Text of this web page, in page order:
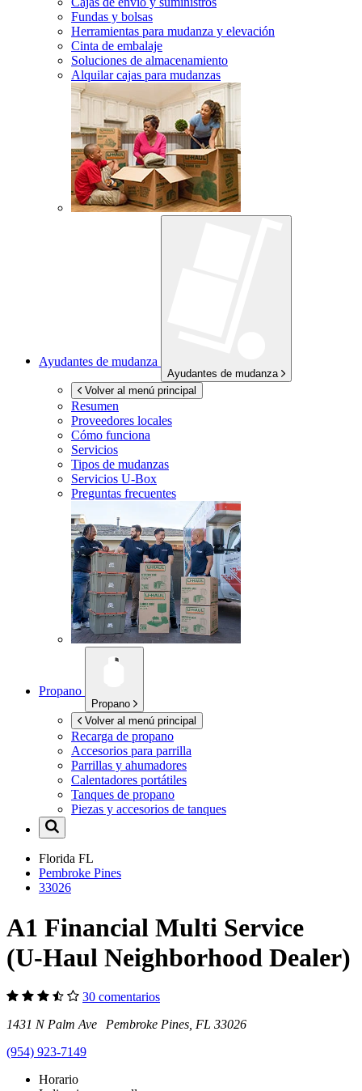
Fundas y bolsas
Herramientas para mudanza y elevación
Cinta de embalaje
Soluciones de almacenamiento
Alquilar cajas para mudanzas
Ayudantes de mudanza
Ayudantes de mudanza
Volver al menú principal
Resumen
Proveedores locales
Cómo funciona
Servicios
Tipos de mudanzas
Servicios U-Box
Preguntas frecuentes
Propano
Propano
Volver al menú principal
Recarga de propano
Accesorios para parrilla
Parrillas y ahumadores
Calentadores portátiles
Tanques de propano
Piezas y accesorios de tanques
Florida FL
Pembroke Pines
33026
A1 Financial Multi Service
(U-Haul Neighborhood Dealer)
30 comentarios
1431 N Palm Ave Pembroke Pines, FL 33026
(954) 923-7149
Horario